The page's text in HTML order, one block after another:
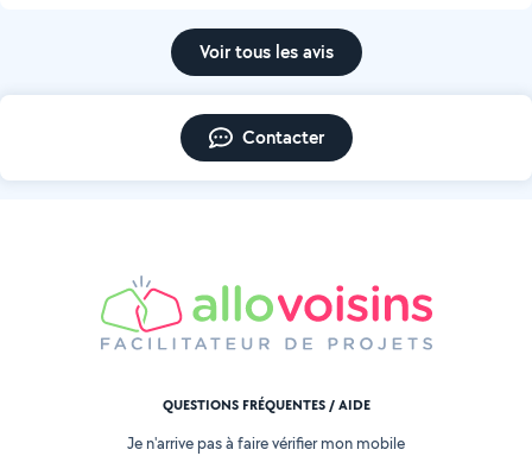
Voir tous les avis
Contacter
QUESTIONS FRÉQUENTES / AIDE
Je n'arrive pas à faire vérifier mon mobile